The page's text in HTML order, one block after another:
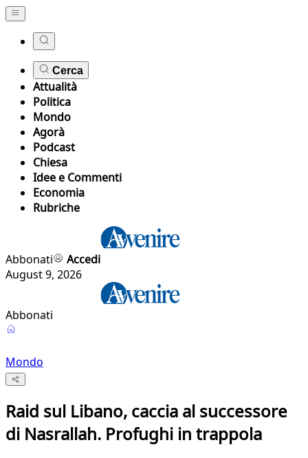
Cerca
Attualità
Politica
Mondo
Agorà
Podcast
Chiesa
Idee e Commenti
Economia
Rubriche
Abbonati
Accedi
August 9, 2026
Abbonati
Mondo
Raid sul Libano, caccia al successore
di Nasrallah. Profughi in trappola